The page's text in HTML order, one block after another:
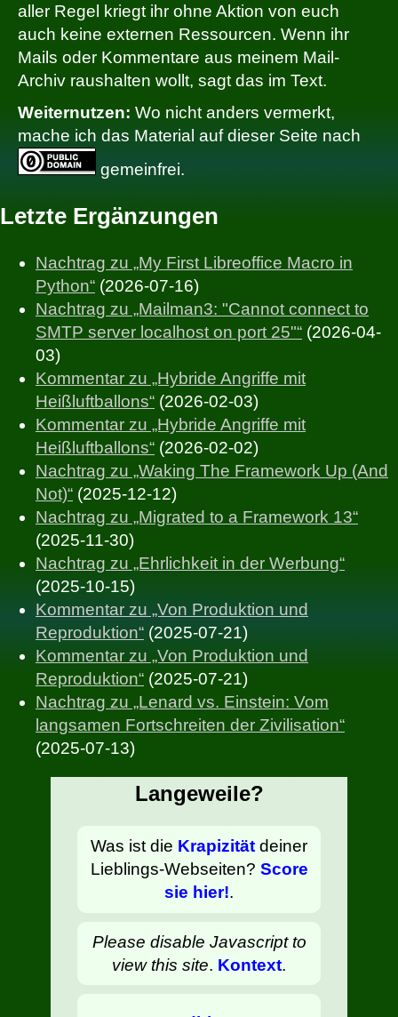
aller Regel kriegt ihr ohne Aktion von euch
auch keine externen Ressourcen. Wenn ihr
Mails oder Kommentare aus meinem Mail-
Archiv raushalten wollt, sagt das im Text.
Weiternutzen: Wo nicht anders vermerkt,
mache ich das Material auf dieser Seite nach
gemeinfrei.
Letzte Ergänzungen
Nachtrag zu „My First Libreoffice Macro in
Python“ (2026-07-16)
Nachtrag zu „Mailman3: "Cannot connect to
SMTP server localhost on port 25"“ (2026-04-
03)
Kommentar zu „Hybride Angriffe mit
Heißluftballons“ (2026-02-03)
Kommentar zu „Hybride Angriffe mit
Heißluftballons“ (2026-02-02)
Nachtrag zu „Waking The Framework Up (And
Not)“ (2025-12-12)
Nachtrag zu „Migrated to a Framework 13“
(2025-11-30)
Nachtrag zu „Ehrlichkeit in der Werbung“
(2025-10-15)
Kommentar zu „Von Produktion und
Reproduktion“ (2025-07-21)
Kommentar zu „Von Produktion und
Reproduktion“ (2025-07-21)
Nachtrag zu „Lenard vs. Einstein: Vom
langsamen Fortschreiten der Zivilisation“
(2025-07-13)
Langeweile?
Was ist die Krapizität deiner
Lieblings-Webseiten? Score
sie hier!.
Please disable Javascript to
view this site. Kontext.